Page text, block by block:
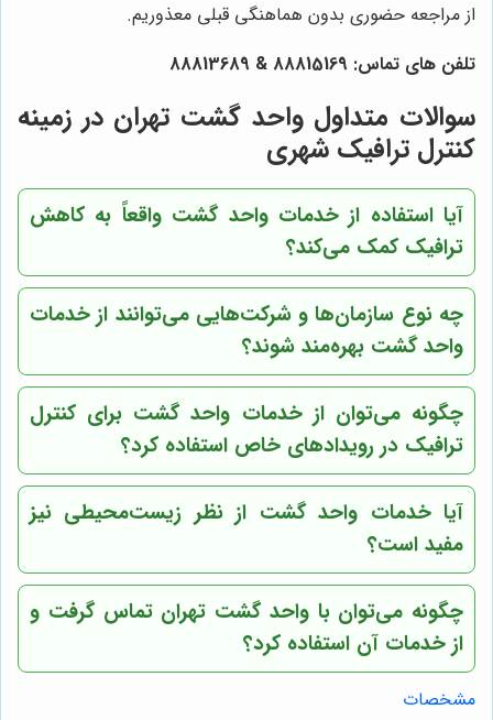
از مراجعه حضوری بدون هماهنگی قبلی معذوریم.
تلفن های تماس: 88815169
&
88813689
سوالات متداول واحد گشت تهران در زمینه
کنترل ترافیک شهری
آیا استفاده از خدمات واحد گشت واقعاً به کاهش
ترافیک کمک می‌کند؟
چه نوع سازمان‌ها و شرکت‌هایی می‌توانند از خدمات
واحد گشت بهره‌مند شوند؟
چگونه می‌توان از خدمات واحد گشت برای کنترل
ترافیک در رویدادهای خاص استفاده کرد؟
آیا خدمات واحد گشت از نظر زیست‌محیطی نیز
مفید است؟
چگونه می‌توان با واحد گشت تهران تماس گرفت و
از خدمات آن استفاده کرد؟
مشخصات